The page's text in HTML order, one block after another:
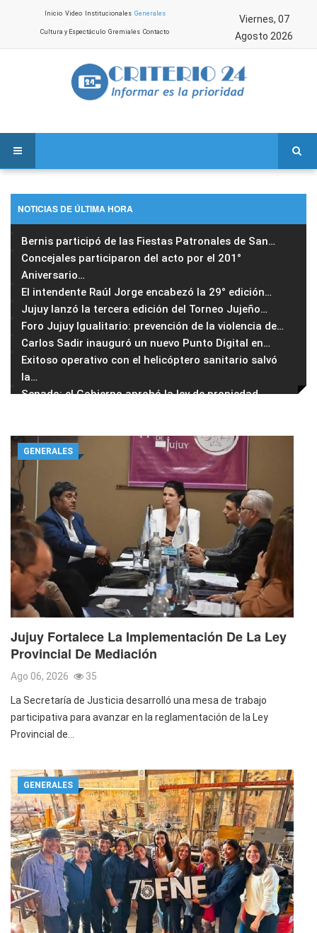
Inicio Video Institucionales Generales
Cultura y Espectáculo Gremiales Contacto
Viernes, 07
Agosto 2026
NOTICIAS DE ÚLTIMA HORA
Bernis participó de las Fiestas Patronales de San…
Concejales participaron del acto por el 201°
Aniversario…
El intendente Raúl Jorge encabezó la 29° edición…
Jujuy lanzó la tercera edición del Torneo Jujeño…
Foro Jujuy Igualitario: prevención de la violencia de…
Carlos Sadir inauguró un nuevo Punto Digital en…
Exitoso operativo con el helicóptero sanitario salvó
la…
Senado: el Gobierno aprobó la ley de propiedad…
GENERALES
Jujuy Fortalece La Implementación De La Ley
Provincial De Mediación
Ago 06, 2026 35
La Secretaría de Justicia desarrolló una mesa de trabajo
participativa para avanzar en la reglamentación de la Ley
Provincial de…
GENERALES